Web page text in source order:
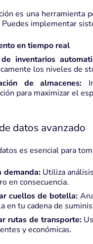
es una herramienta
implementar
en tiempo real
inventarios
los niveles de
de almacenes:
para maximizar el
datos avanzado
es esencial para
demanda:Utiliza
en consecuencia.
cuellos de botella:
en tu cadena de
rutas de transporte:
y económicas.